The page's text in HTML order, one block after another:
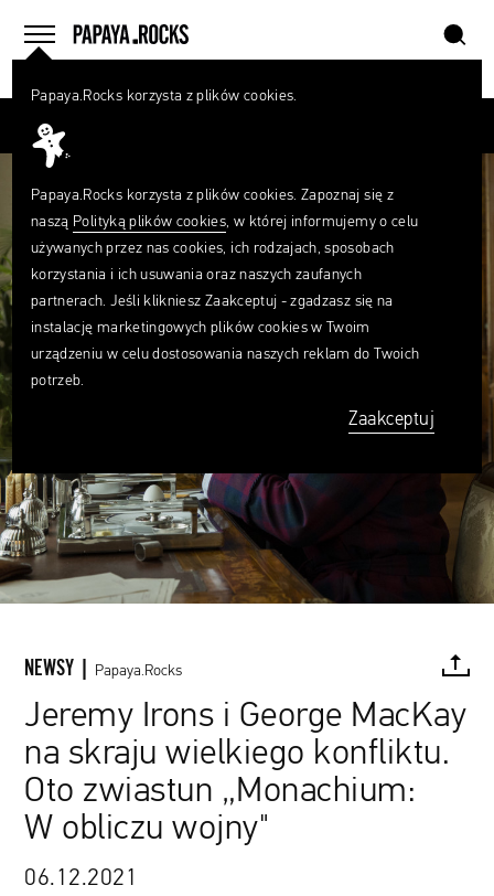
menu
home szukaj
NEWSY | Papaya.Rocks
Jeremy Irons i George MacKay
na skraju wielkiego konfliktu.
Oto zwiastun „Monachium:
W obliczu wojny"
06.12.2021
FACEBOOK TWITTER PINTEREST
Papaya.Rocks korzysta z plików cookies.
Papaya.Rocks korzysta z plików cookies. Zapoznaj się z
naszą Polityką plików cookies, w której informujemy o celu
używanych przez nas cookies, ich rodzajach, sposobach
korzystania i ich usuwania oraz naszych zaufanych
partnerach. Jeśli klikniesz Zaakceptuj - zgadzasz się na
instalację marketingowych plików cookies w Twoim
urządzeniu w celu dostosowania naszych reklam do Twoich
potrzeb.
Zaakceptuj
Czego
szukasz?